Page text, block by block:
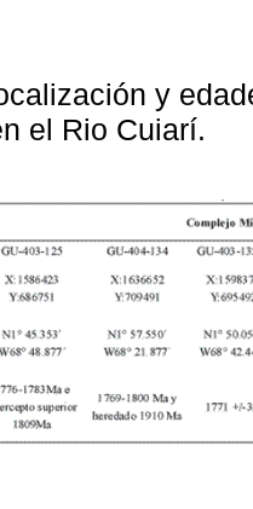
y
el Rio Cuiarí.